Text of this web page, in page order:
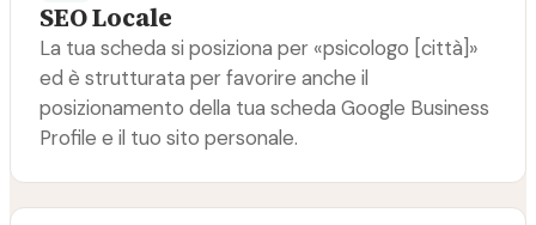
SEO Locale
La tua scheda si posiziona per «psicologo [città]»
ed è strutturata per favorire anche il
posizionamento della tua scheda Google Business
Profile e il tuo sito personale.